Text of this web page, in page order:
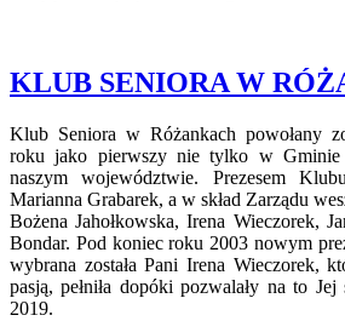
KLUB SENIORA W
Klub Seniora w Różankach powołany
roku jako pierwszy nie tylko w Gminie
naszym województwie. Prezesem
Marianna Grabarek, a w skład Zarządu
Bożena Jahołkowska, Irena Wieczorek,
Bondar. Pod koniec roku 2003 nowym
wybrana została Pani Irena Wieczorek,
pasją, pełniła dopóki pozwalały na to
2019.